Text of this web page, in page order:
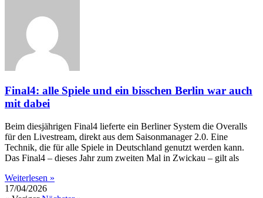
Final4: alle Spiele und ein bisschen Berlin war auch
mit dabei
Beim diesjährigen Final4 lieferte ein Berliner System die Overalls
für den Livestream, direkt aus dem Saisonmanager 2.0. Eine
Technik, die für alle Spiele in Deutschland genutzt werden kann.
Das Final4 – dieses Jahr zum zweiten Mal in Zwickau – gilt als
Weiterlesen »
17/04/2026